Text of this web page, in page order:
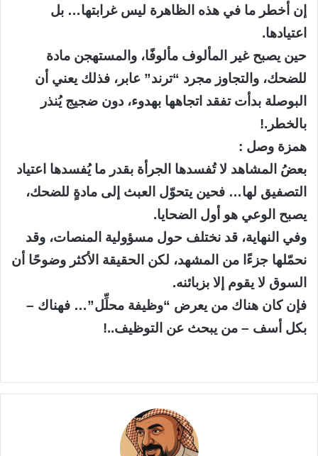
إن أخطر ما في هذه الظاهرة ليس غرابتها… بل
اعتيادها.
حين يصبح غير المألوف مألوفًا، والمستهجن مادة
للضحك، والتجاوز مجرد “ترند” عابر، فذلك يعني أن
البوصلة بدأت تفقد اتجاهها بهدوء، دون ضجيج يُنذر
بالخطر.!
همزة وصل :
بعضُ المشاهد لا تُفسدها الجرأة بقدر ما يُفسدها اعتياد
التصفيق لها… فحين يتحوّل العبث إلى مادةٍ للضحك،
يصبح الوعي هو أول الضحايا.
وفي النهاية، قد نختلف حول مسؤولية المنصات، وقد
نحمّلها جزءًا من المشهد، لكن الحقيقة الأكثر وضوحًا أن
السوق لا يقوم إلا بزبائنه.
فإن كان هناك من يعرض “وظيفة محلِّل”… فهناك –
بكل أسف – من يبحث عن التوظيف..!